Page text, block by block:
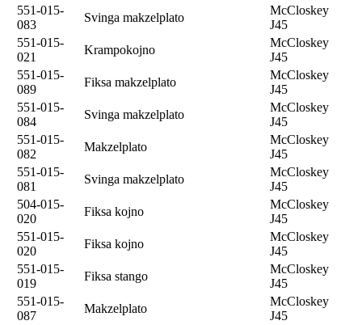
551-015-
083
Svinga makzelplato
McCloskey
J45
551-015-
021
Krampokojno
McCloskey
J45
551-015-
089
Fiksa makzelplato
McCloskey
J45
551-015-
084
Svinga makzelplato
McCloskey
J45
551-015-
082
Makzelplato
McCloskey
J45
551-015-
081
Svinga makzelplato
McCloskey
J45
504-015-
020
Fiksa kojno
McCloskey
J45
551-015-
020
Fiksa kojno
McCloskey
J45
551-015-
019
Fiksa stango
McCloskey
J45
551-015-
087
Makzelplato
McCloskey
J45